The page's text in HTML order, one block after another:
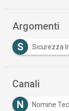
Argomenti
S
Sicurezza
Canali
N
Nomine